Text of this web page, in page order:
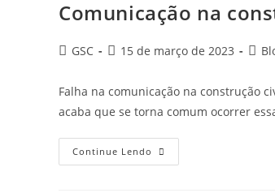
Comunicação na
GSC 15 de março de 2023
Falha na comunicação na construção
acaba que se torna comum ocorrer
Continue Lendo